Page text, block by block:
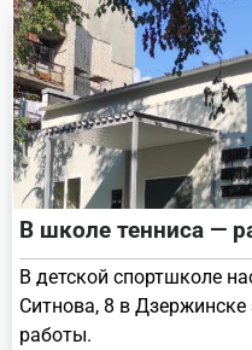
В школе тенниса —
В детской спортшколе
Ситнова, 8 в
работы.